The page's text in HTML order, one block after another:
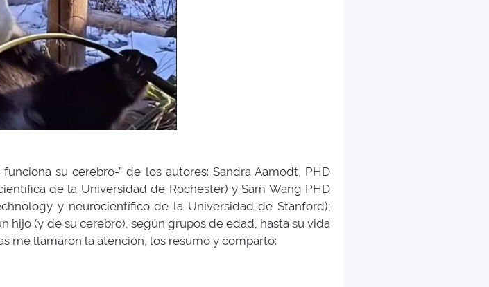
su cerebro-” de los autores: Sandra Aamodt, PHD
de la Universidad de Rochester) y Sam Wang PHD
y neurocientífico de la Universidad de Stanford);
(y de su cerebro), según grupos de edad, hasta su vida
me llamaron la atención, los resumo y comparto: